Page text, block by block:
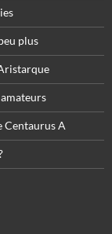
plus
Centaurus A